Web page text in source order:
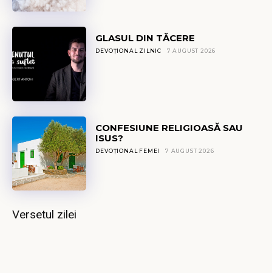
GLASUL DIN TĂCERE
DEVOȚIONAL ZILNIC 7 AUGUST 2026
CONFESIUNE RELIGIOASĂ SAU
ISUS?
DEVOȚIONAL FEMEI 7 AUGUST 2026
Versetul zilei